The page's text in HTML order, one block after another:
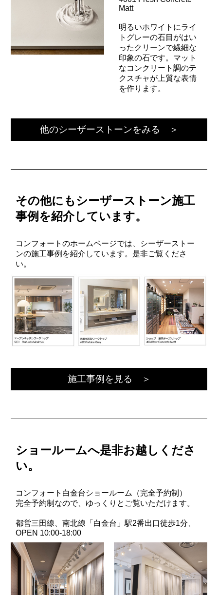
Matt
明るいホワイトにライ
トグレーの石目がはい
ったクリーンで繊細な
印象の石です。マット
なコンクリート調のテ
クスチャが上質な表情
を作ります。
他のシーザーストーンをみる ＞
その他にもシーザーストーン施工
事例を紹介しています。
コンフォートのホームページでは、シーザーストー
ンの施工事例を紹介しています。是非ご覧くださ
い。
施工事例を見る ＞
ショールームへ是非お越しくださ
い。
コンフォート白金台ショールーム（完全予約制）
完全予約制なので、ゆっくりとご覧いただけます。
都営三田線、南北線「白金台」駅2番出口徒歩1分、
OPEN 10:00-18:00